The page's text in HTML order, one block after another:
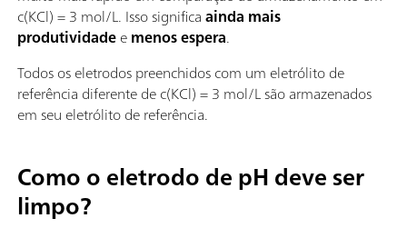
c(KCl) = 3 mol/L. Isso significaainda mais
produtividadeemenos espera.
Todos os eletrodos preenchidos com um eletrólito de
referência diferente de c(KCl) = 3 mol/L são armazenados
em seu eletrólito de referência.
Como o eletrodo de pH deve ser
limpo?